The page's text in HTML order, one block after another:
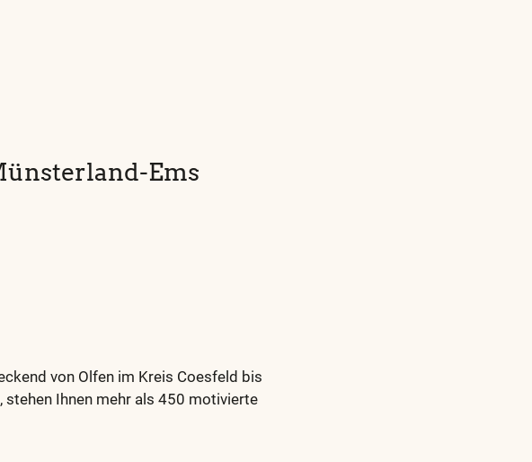
Ems
von Olfen im Kreis Coesfeld bis
stehen Ihnen mehr als 450 motivierte